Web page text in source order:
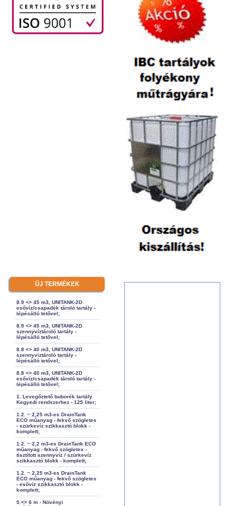
ÚJ TERMÉKEK
8.9 <> 45 m3, UNITANK-2D
esővíz/csapadék tároló tartály -
lépésálló tetővel;
8.9 <> 45 m3, UNITANK-2D
szennyvíztároló tartály -
lépésálló tetővel;
8.8 <> 40 m3, UNITANK-2D
szennyvíztároló tartály -
lépésálló tetővel;
8.8 <> 40 m3, UNITANK-2D
esővíz/csapadék tároló tartály -
lépésálló tetővel;
1. Levegőztető buborék tartály
Kegyedi rendszerhez - 125 liter;
1.2. ~ 2,25 m3-es DrainTank
ECO műanyag - fekvő szögletes
- szürkevíz szikkasztó blokk -
komplett;
1.2. ~ 2,2 m3-es DrainTank ECO
műanyag - fekvő szögletes -
tisztított szennyvíz / szürkevíz
szikkasztó blokk - komplett;
1.2. ~ 2,25 m3-es DrainTank
ECO műanyag - fekvő szögletes
- esővíz szikkasztó blokk -
komplett;
5.<> 6 m - Növényi